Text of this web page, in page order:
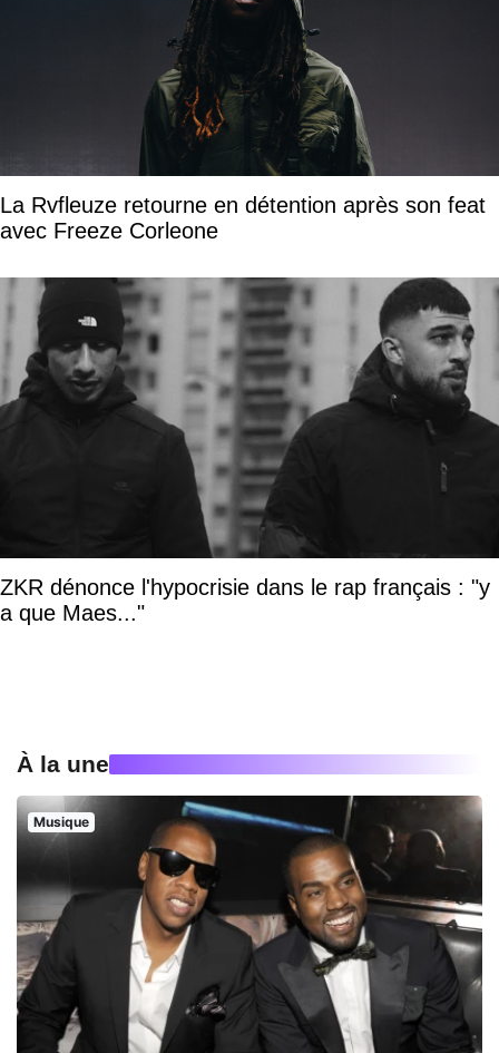
La Rvfleuze retourne en détention après son feat
avec Freeze Corleone
ZKR dénonce l'hypocrisie dans le rap français : "y
a que Maes..."
À la une
Musique